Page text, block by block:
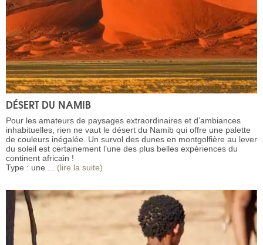
DÉSERT DU NAMIB
Pour les amateurs de paysages extraordinaires et d’ambiances
inhabituelles, rien ne vaut le désert du Namib qui offre une palette
de couleurs inégalée. Un survol des dunes en montgolfière au lever
du soleil est certainement l’une des plus belles expériences du
continent africain !
Type : une ... (lire la suite)